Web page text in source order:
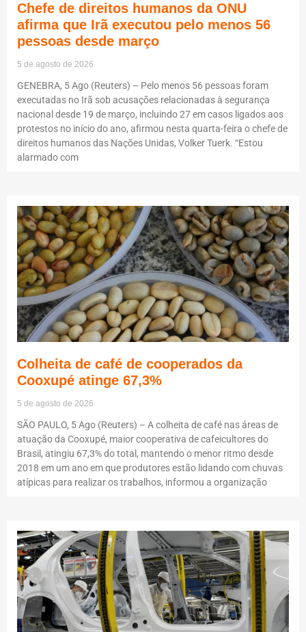
Chefe de direitos humanos da ONU
afirma que Irã executou pelo menos 56
pessoas desde março
5 de agosto de 2026
GENEBRA, 5 Ago (Reuters) – Pelo menos 56 pessoas foram
executadas no Irã sob acusações relacionadas à segurança
nacional desde 19 de março, incluindo 27 em casos ligados aos
protestos no início do ano, afirmou nesta quarta-feira o chefe de
direitos humanos das Nações Unidas, Volker Tuerk. “Estou
alarmado com
Colheita de café de cooperados da
Cooxupé atinge 67,3%
5 de agosto de 2026
SÃO PAULO, 5 Ago (Reuters) – A colheita de café nas áreas de
atuação da Cooxupé, maior cooperativa de cafeicultores do
Brasil, atingiu 67,3% do total, mantendo o menor ritmo desde
2018 em um ano em que produtores estão lidando com chuvas
atípicas para realizar os trabalhos, informou a organização